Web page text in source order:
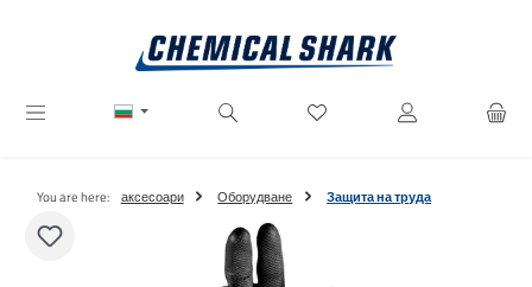
Имате 0 артикули от
You are here: аксесоари Оборудване Защита на труда
Пропуснете галерия с изображения